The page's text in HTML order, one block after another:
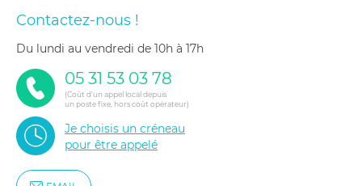
Contactez-nous !
du lundi au vendredi de 10h à 17h
05 31 53 03 78
(Coût d'un appel local depuis
un poste fixe, hors coût opérateur)
Je choisis un créneau
pour être appelé